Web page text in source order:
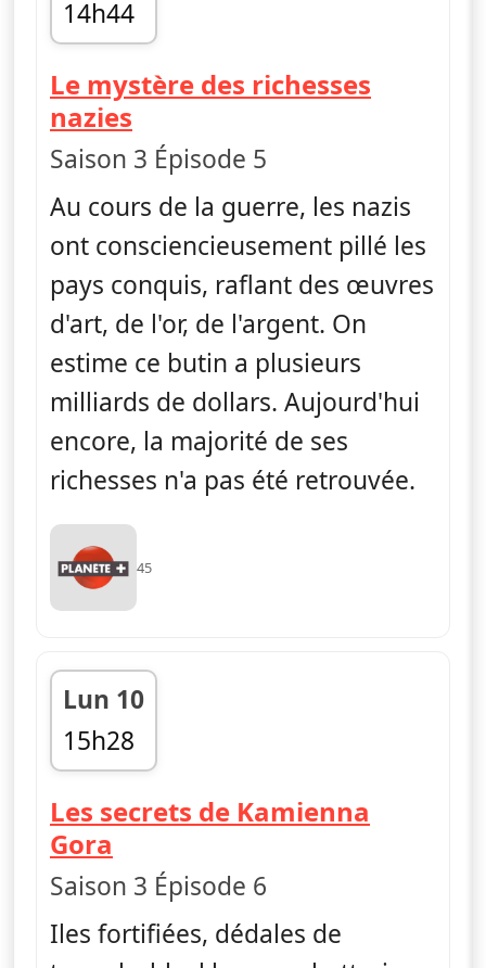
14h44
fin 15h28
Le mystère des richesses
nazies
Saison 3 Épisode 5
Au cours de la guerre, les nazis
ont consciencieusement pillé les
pays conquis, raflant des œuvres
d'art, de l'or, de l'argent. On
estime ce butin a plusieurs
milliards de dollars. Aujourd'hui
encore, la majorité de ses
richesses n'a pas été retrouvée.
45
Lun 10
15h28
fin 16h16
Les secrets de Kamienna
Gora
Saison 3 Épisode 6
Iles fortifiées, dédales de